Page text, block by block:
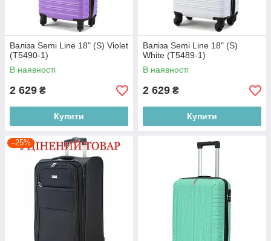
Валіза Semi Line 18" (S) Violet
(T5490-1)
В наявності
2 629 ₴
Купити
Валіза Semi Line 18" (S)
White (T5489-1)
В наявності
2 629 ₴
Купити
–25%